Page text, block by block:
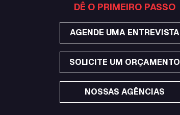
DÊ O PRIMEIRO PASSO
AGENDE UMA ENTREVISTA
SOLICITE UM ORÇAMENTO
NOSSAS AGÊNCIAS